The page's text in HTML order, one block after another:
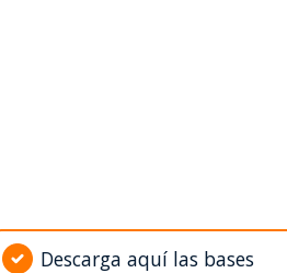
Descarga aquí las bases